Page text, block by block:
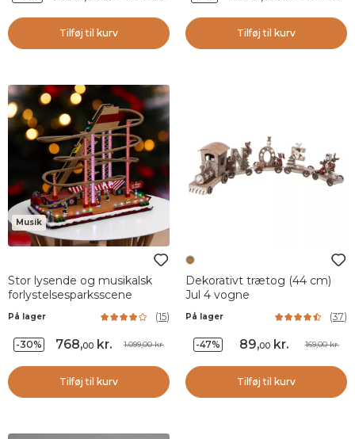
Tilføj til kurv Tilføj til kurv
Musik
Stor lysende og musikalsk
forlystelsesparksscene
På lager (15)
-30% 768,00 kr. 1.099,00 kr.
Tilføj til kurv
Dekorativt trætog (44 cm)
Jul 4 vogne
På lager (37)
-47% 89,00kr. 169,00 kr.
Tilføj til kurv